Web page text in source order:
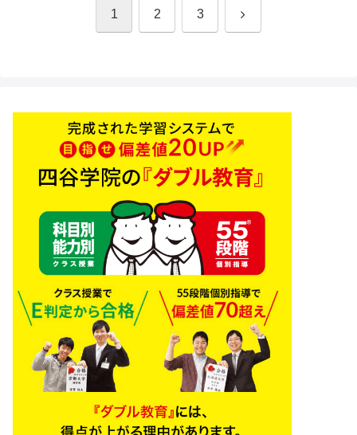
1 2 3 次